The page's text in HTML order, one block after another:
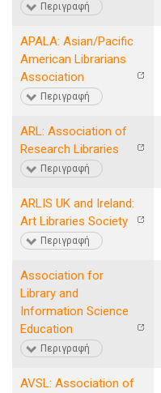
Περιγραφή
APALA: Asian/Pacific
American Librarians
Association
Περιγραφή
ARL: Association of
Research Libraries
Περιγραφή
ARLIS UK and Ireland:
Art Libraries Society
Περιγραφή
Association for
Library and
Information Science
Education
Περιγραφή
AVSL: Association of